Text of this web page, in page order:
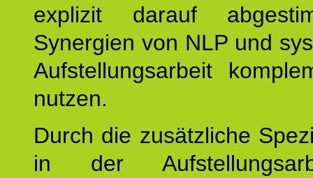
explizit darauf
Synergien von NLP und
Aufstellungsarbeit
nutzen.
Durch die zusätzliche
in der